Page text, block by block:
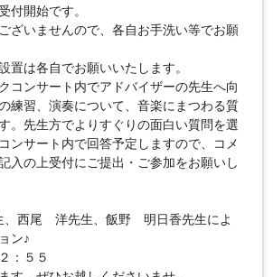
付開始です。
ざいませんので、各自お手洗い等でお願
置は各自でお願いいたします。
コンサート内でアドバイザーの先生へ向
練習、演奏について、音楽にまつわる質
。先生方でよりすぐりの面白い質問を選
ンサート内で回答予定しますので、コメ
入の上受付にご提出・ご参加をお願いし
西尾 洋先生、飯野 明日香先生によ
ン♪
：５５